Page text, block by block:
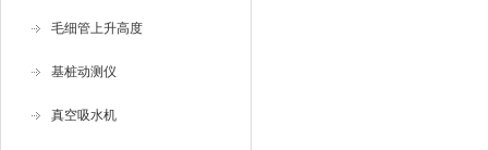
毛细管上升高度
基桩动测仪
真空吸水机